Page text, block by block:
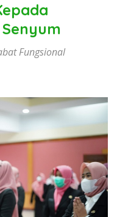
Fungsional